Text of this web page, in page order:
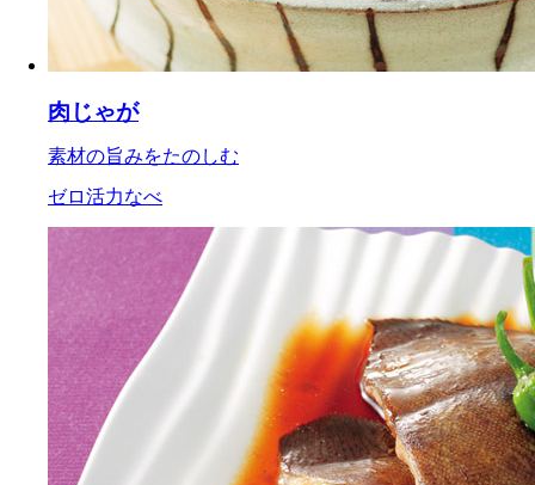
肉じゃが
素材の旨みをたのしむ
ゼロ活力なべ